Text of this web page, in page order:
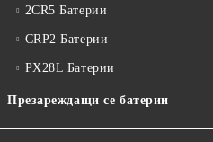
2CR5 Батерии
CRP2 Батерии
PX28L Батерии
Презареждащи се батерии